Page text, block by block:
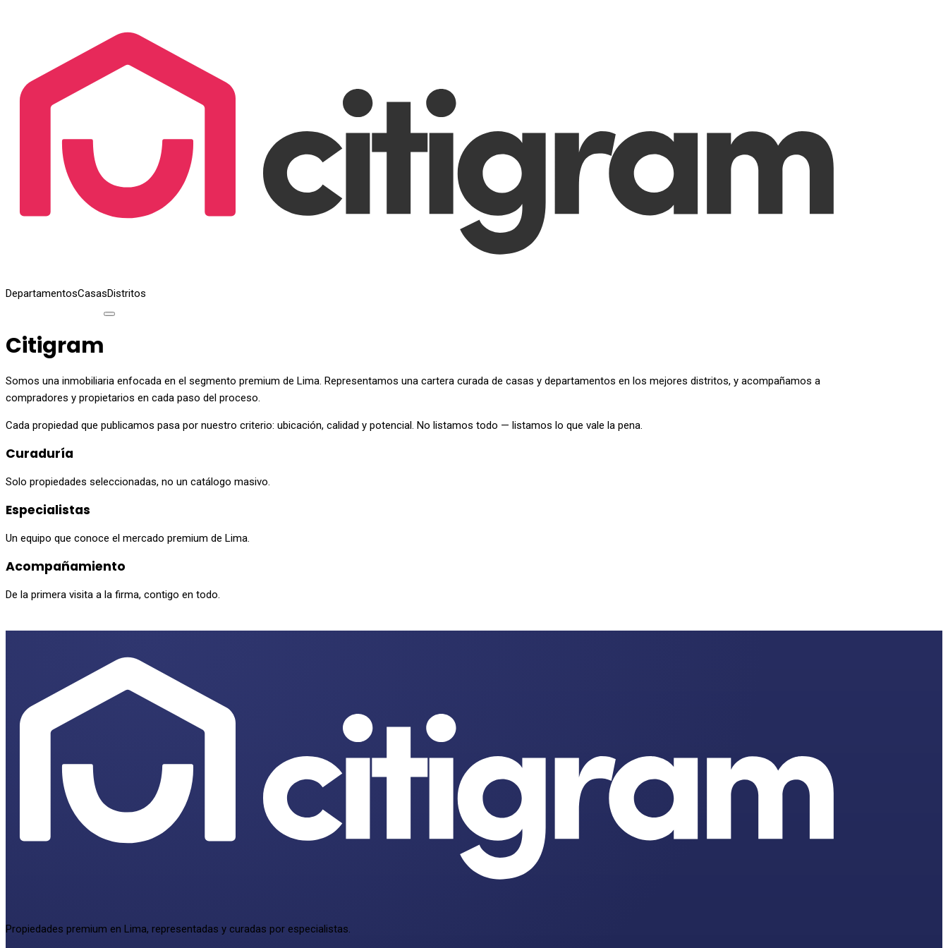
DepartamentosCasasDistritos
Citigram
Somos una inmobiliaria enfocada en el segmento premium de Lima. Representamos una cartera curada de casas y departamentos en los mejores distritos, y acompañamos a
compradores y propietarios en cada paso del proceso.
Cada propiedad que publicamos pasa por nuestro criterio: ubicación, calidad y potencial. No listamos todo — listamos lo que vale la pena.
Curaduría
Solo propiedades seleccionadas, no un catálogo masivo.
Especialistas
Un equipo que conoce el mercado premium de Lima.
Acompañamiento
De la primera visita a la firma, contigo en todo.
Propiedades premium en Lima, representadas y curadas por especialistas.